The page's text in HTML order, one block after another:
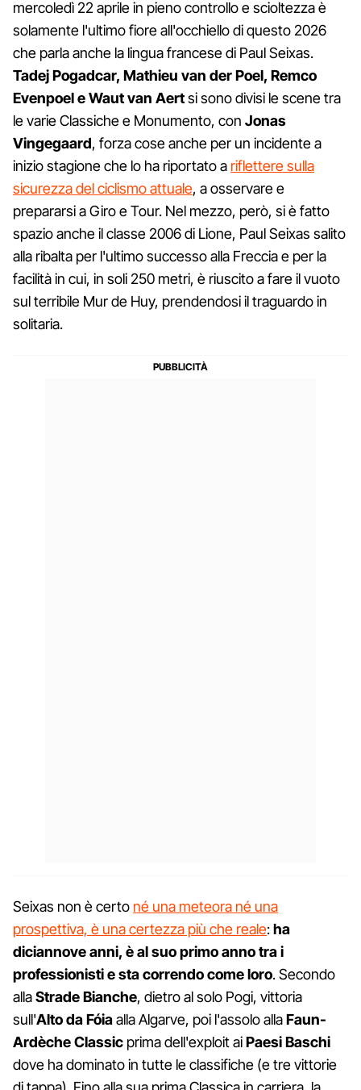
mercoledì 22 aprile in pieno controllo e scioltezza è
solamente l'ultimo fiore all'occhiello di questo 2026
che parla anche la lingua francese di Paul Seixas.
Tadej Pogadcar, Mathieu van der Poel, Remco
Evenpoel e Waut van Aertsi sono divisi le scene tra
le varie Classiche e Monumento, con Jonas
Vingegaard, forza cose anche per un incidente a
inizio stagione che lo ha riportato a riflettere sulla
sicurezza del ciclismo attuale, a osservare e
prepararsi a Giro e Tour. Nel mezzo, però, si è fatto
spazio anche il classe 2006 di Lione, Paul Seixas salito
alla ribalta per l'ultimo successo alla Freccia e per la
facilità in cui, in soli 250 metri, è riuscito a fare il vuoto
sul terribile Mur de Huy, prendendosi il traguardo in
solitaria.
Seixas non è certo né una meteora né una
prospettiva, è una certezza più che reale:ha
diciannove anni, è al suo primo anno tra i
professionisti e sta correndo come loro. Secondo
allaStrade Bianche, dietro al solo Pogi, vittoria
sull'Alto da Fóiaalla Algarve, poi l'assolo allaFaun-
Ardèche Classic prima dell'exploit aiPaesi Baschi
dove ha dominato in tutte le classifiche (e tre vittorie